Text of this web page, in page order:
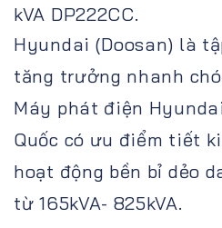
kVA DP222CC.
Hyundai (Doosan) là
tăng trưởng nhanh
Máy phát điện
Quốc có ưu điểm tiết
hoạt động bền bỉ dẻo
từ 165kVA- 825kVA.